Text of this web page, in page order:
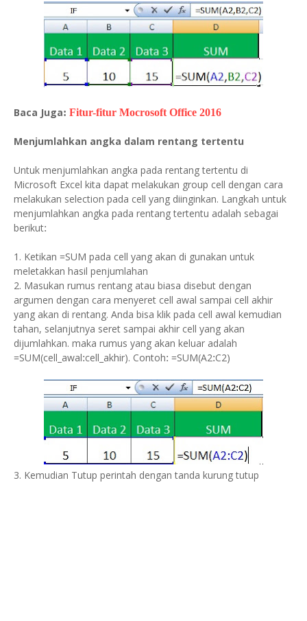
Baca Juga: Fitur-fitur Mocrosoft Office 2016
Menjumlahkan angka dalam rentang tertentu
Untuk menjumlahkan angka pada rentang tertentu di
Microsoft Excel kita dapat melakukan group cell dengan cara
melakukan selection pada cell yang diinginkan. Langkah untuk
menjumlahkan angka pada rentang tertentu adalah sebagai
berikut:
1. Ketikan =SUM pada cell yang akan di gunakan untuk
meletakkan hasil penjumlahan
2. Masukan rumus rentang atau biasa disebut dengan
argumen dengan cara menyeret cell awal sampai cell akhir
yang akan di rentang. Anda bisa klik pada cell awal kemudian
tahan, selanjutnya seret sampai akhir cell yang akan
dijumlahkan. maka rumus yang akan keluar adalah
=SUM(cell_awal:cell_akhir). Contoh: =SUM(A2:C2)
3. Kemudian Tutup perintah dengan tanda kurung tutup